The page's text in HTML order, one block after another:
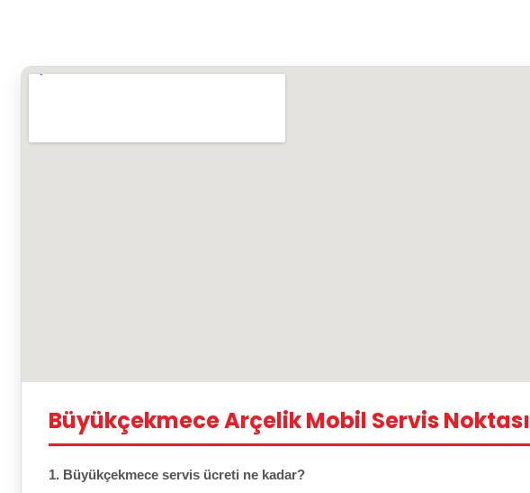
Büyükçekmece Arçelik Mobil Servis Noktası
1. Büyükçekmece servis ücreti ne kadar?